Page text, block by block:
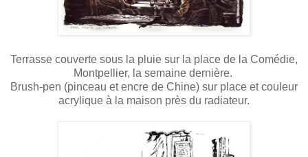
Terrasse couverte sous la pluie sur la place de la Comédie,
Montpellier, la semaine dernière.
Brush-pen (pinceau et encre de Chine) sur place et couleur
acrylique à la maison près du radiateur.